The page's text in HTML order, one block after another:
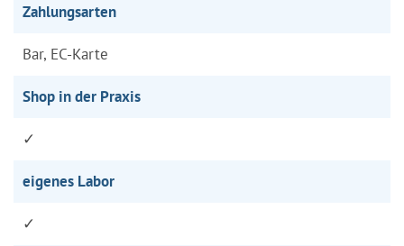
Zahlungsarten
Bar, EC-Karte
Shop in der Praxis
✓
eigenes Labor
✓